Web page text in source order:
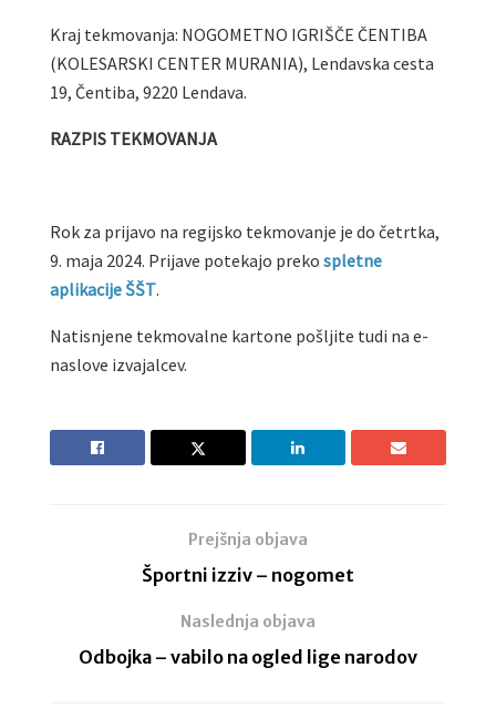
Kraj tekmovanja: NOGOMETNO IGRIŠČE ČENTIBA
(KOLESARSKI CENTER MURANIA), Lendavska cesta
19, Čentiba, 9220 Lendava.
RAZPIS TEKMOVANJA
Rok za prijavo na regijsko tekmovanje je do četrtka,
9. maja 2024. Prijave potekajo preko spletne
aplikacije ŠŠT.
Natisnjene tekmovalne kartone pošljite tudi na e-
naslove izvajalcev.
Prejšnja objava
Športni izziv – nogomet
Naslednja objava
Odbojka – vabilo na ogled lige narodov